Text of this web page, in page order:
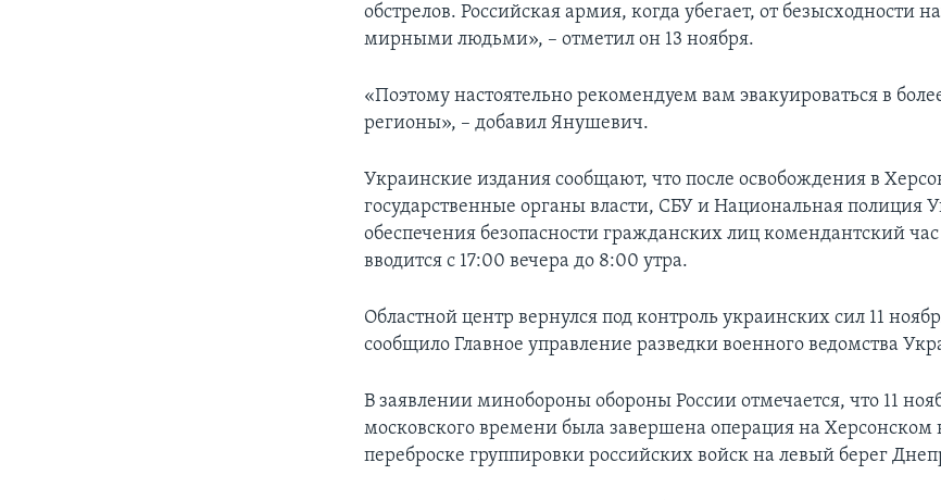
обстрелов. Российская армия, когда убегает, от безысходности
мирными людьми», – отметил он 13 ноября.
«Поэтому настоятельно рекомендуем вам эвакуироваться в
регионы», – добавил Янушевич.
Украинские издания сообщают, что после освобождения в
государственные органы власти, СБУ и Национальная полиция
обеспечения безопасности гражданских лиц комендантский
вводится с 17:00 вечера до 8:00 утра.
Областной центр вернулся под контроль украинских сил 11
сообщило Главное управление разведки военного ведомства
В заявлении минобороны обороны России отмечается, что 11
московского времени была завершена операция на Херсонском
переброске группировки российских войск на левый берег